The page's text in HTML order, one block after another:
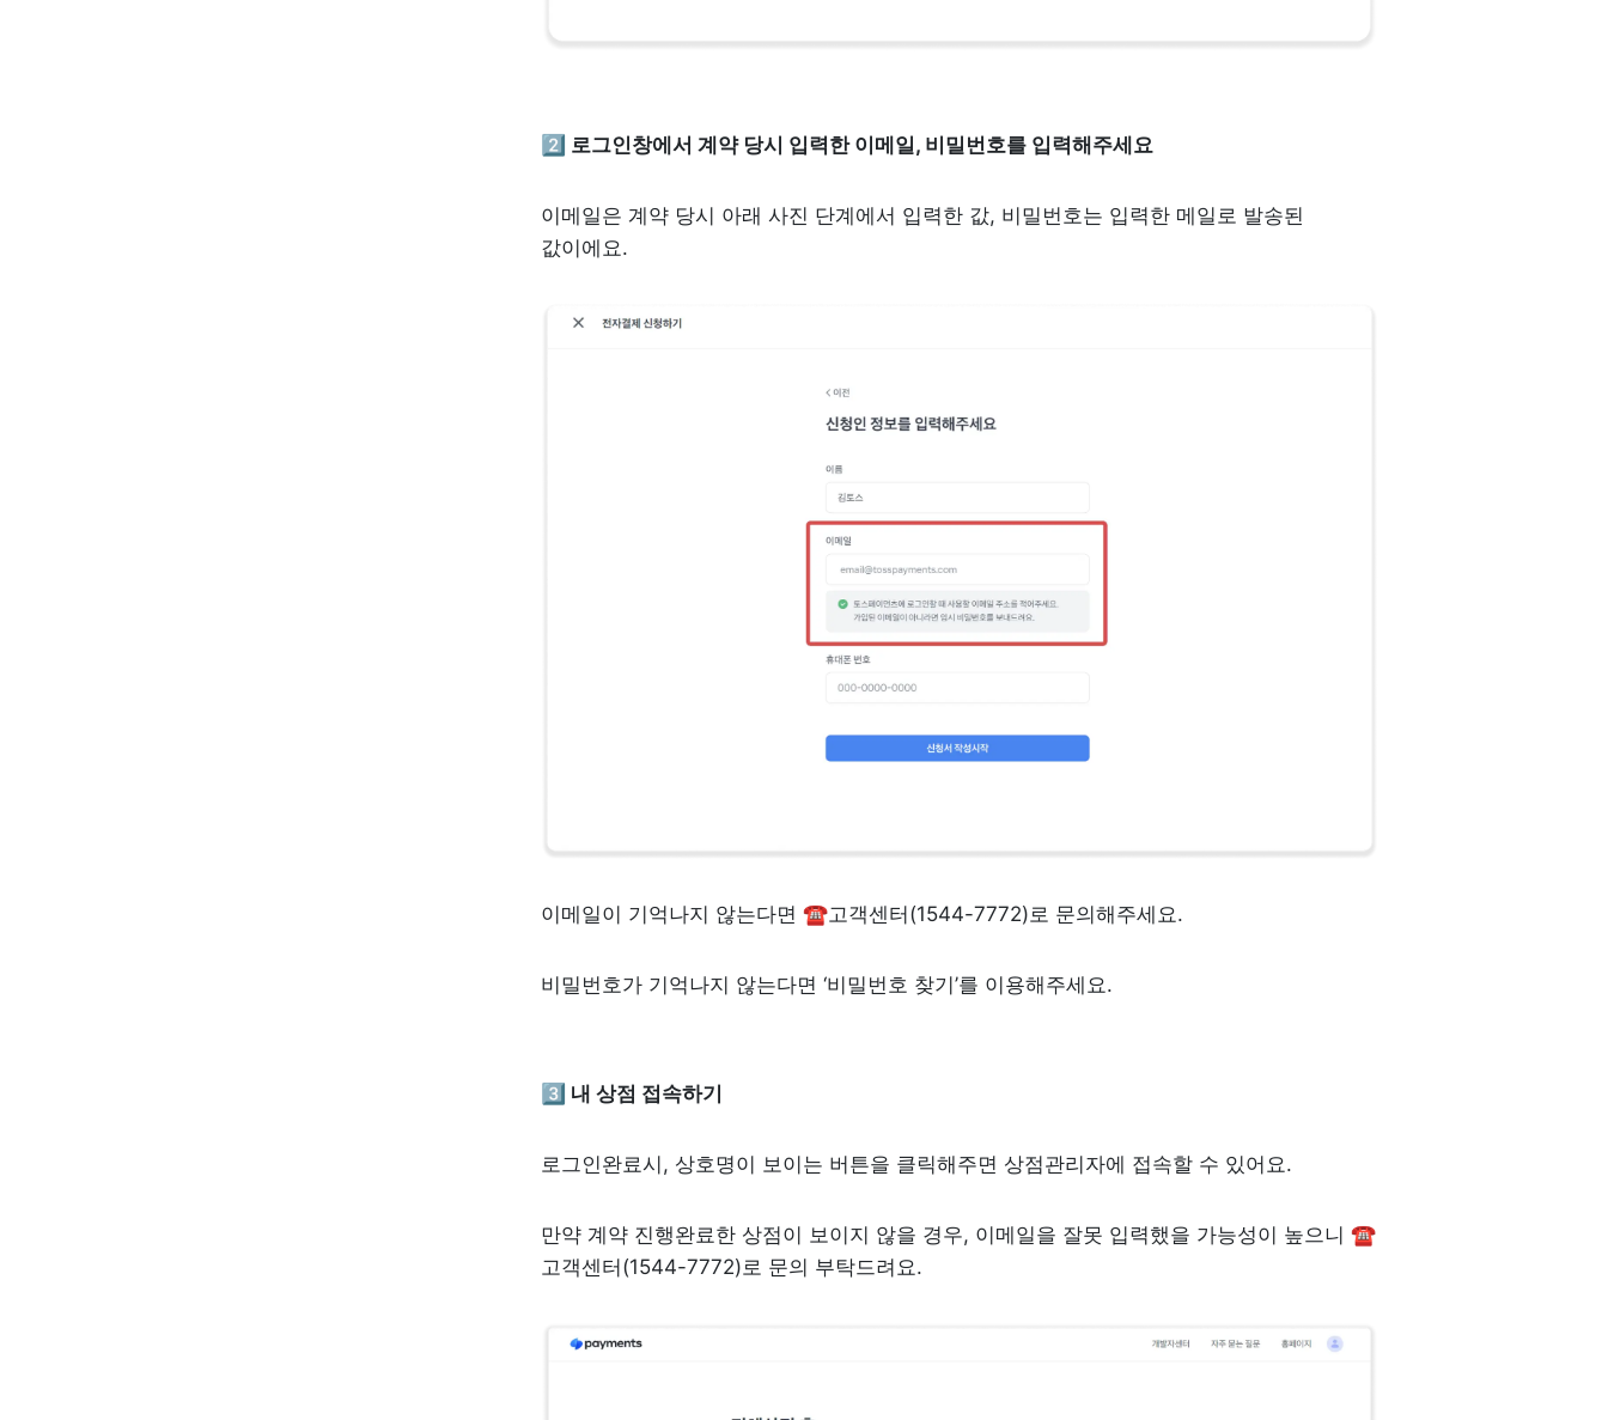
2️⃣ 로그인창에서 계약 당시 입력한 이메일, 비밀번호를 입력해주세요
이메일은 계약 당시 아래 사진 단계에서 입력한 값, 비밀번호는 입력한 메일로 발송된
값이에요.
이메일이 기억나지 않는다면 ☎️고객센터(1544-7772)로 문의해주세요.
비밀번호가 기억나지 않는다면 ‘비밀번호 찾기’를 이용해주세요.
3️⃣ 내 상점 접속하기
로그인완료시, 상호명이 보이는 버튼을 클릭해주면 상점관리자에 접속할 수 있어요.
만약 계약 진행완료한 상점이 보이지 않을 경우, 이메일을 잘못 입력했을 가능성이 높으니 ☎️
고객센터(1544-7772)로 문의 부탁드려요.